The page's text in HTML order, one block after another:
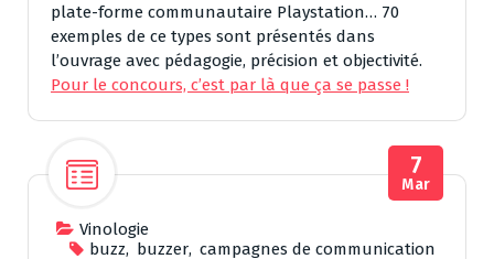
plate-forme communautaire Playstation… 70
exemples de ce types sont présentés dans
l’ouvrage avec pédagogie, précision et objectivité.
Pour le concours, c’est par là que ça se passe !
Vinologie
buzz, buzzer, campagnes de communication
7
Mar